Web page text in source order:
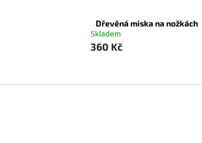
Dřevěná miska na nožkách
Skladem
360 Kč